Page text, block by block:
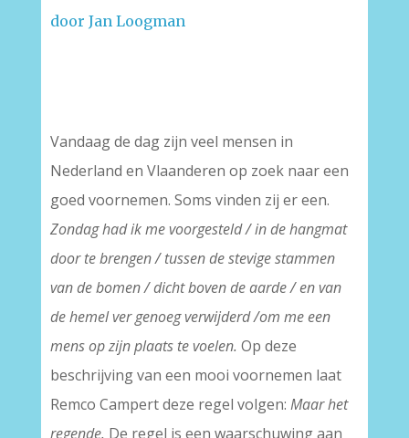
door Jan Loogman
Vandaag de dag zijn veel mensen in
Nederland en Vlaanderen op zoek naar een
goed voornemen. Soms vinden zij er een.
Zondag had ik me voorgesteld / in de hangmat
door te brengen / tussen de stevige stammen
van de bomen / dicht boven de aarde / en van
de hemel ver genoeg verwijderd /om me een
mens op zijn plaats te voelen. Op deze
beschrijving van een mooi voornemen laat
Remco Campert deze regel volgen: Maar het
regende. De regel is een waarschuwing aan